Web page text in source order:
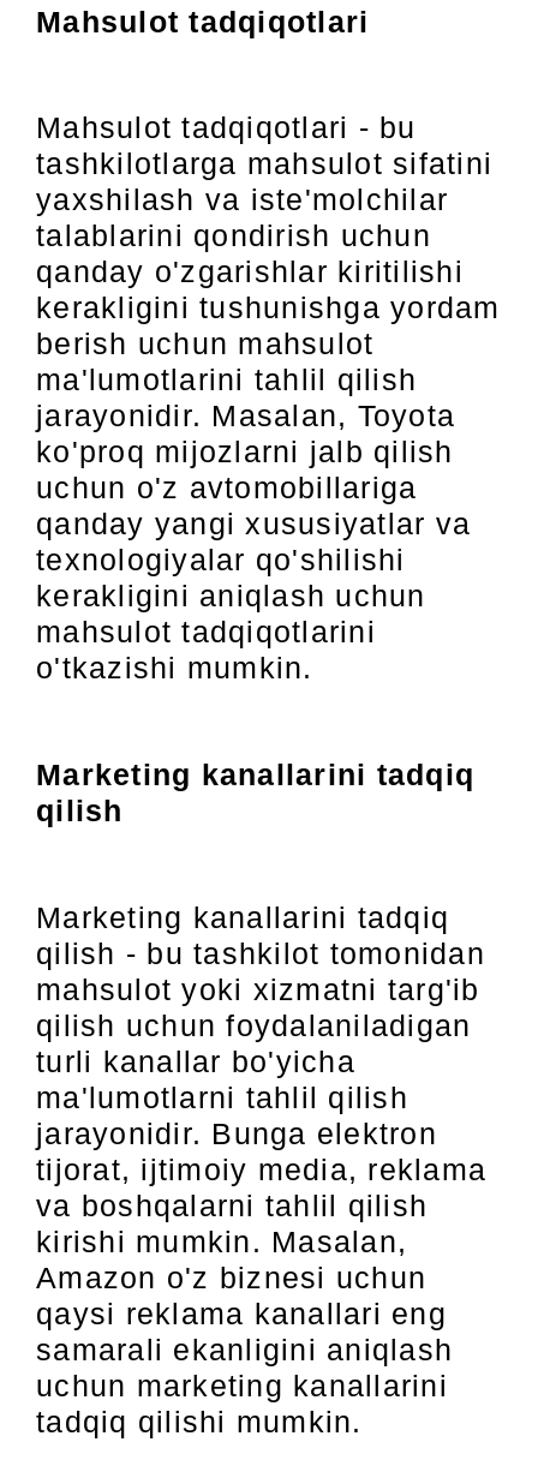
Mahsulot tadqiqotlari
Mahsulot tadqiqotlari - bu
tashkilotlarga mahsulot sifatini
yaxshilash va iste'molchilar
talablarini qondirish uchun
qanday o'zgarishlar kiritilishi
kerakligini tushunishga yordam
berish uchun mahsulot
ma'lumotlarini tahlil qilish
jarayonidir. Masalan, Toyota
ko'proq mijozlarni jalb qilish
uchun o'z avtomobillariga
qanday yangi xususiyatlar va
texnologiyalar qo'shilishi
kerakligini aniqlash uchun
mahsulot tadqiqotlarini
o'tkazishi mumkin.
Marketing kanallarini tadqiq
qilish
Marketing kanallarini tadqiq
qilish - bu tashkilot tomonidan
mahsulot yoki xizmatni targ'ib
qilish uchun foydalaniladigan
turli kanallar bo'yicha
ma'lumotlarni tahlil qilish
jarayonidir. Bunga elektron
tijorat, ijtimoiy media, reklama
va boshqalarni tahlil qilish
kirishi mumkin. Masalan,
Amazon o'z biznesi uchun
qaysi reklama kanallari eng
samarali ekanligini aniqlash
uchun marketing kanallarini
tadqiq qilishi mumkin.